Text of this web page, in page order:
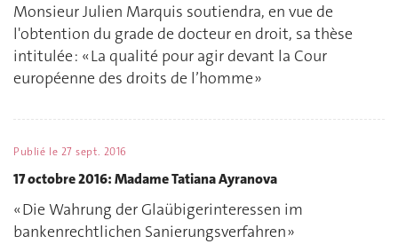
Monsieur Julien Marquis soutiendra, en vue de
l'obtention du grade de docteur en droit, sa thèse
intitulée : « La qualité pour agir devant la Cour
européenne des droits de l’homme »
Publié le 27 sept. 2016
17 octobre 2016: Madame Tatiana Ayranova
« Die Wahrung der Glaübigerinteressen im
bankenrechtlichen Sanierungsverfahren »